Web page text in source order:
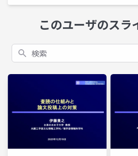
このユーザのスラ
検索